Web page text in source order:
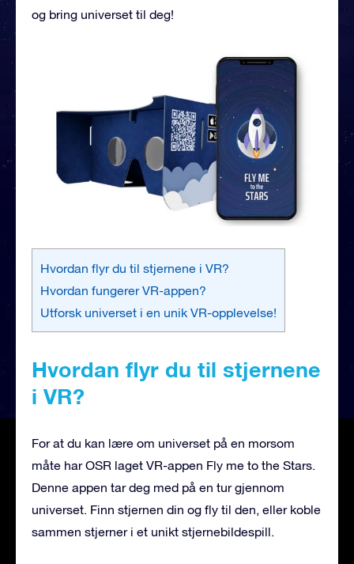
og bring universet til deg!
Hvordan flyr du til stjernene i VR?
Hvordan fungerer VR-appen?
Utforsk universet i en unik VR-opplevelse!
Hvordan flyr du til stjernene
i VR?
For at du kan lære om universet på en morsom
måte har OSR laget VR-appen Fly me to the Stars.
Denne appen tar deg med på en tur gjennom
universet. Finn stjernen din og fly til den, eller koble
sammen stjerner i et unikt stjernebildespill.